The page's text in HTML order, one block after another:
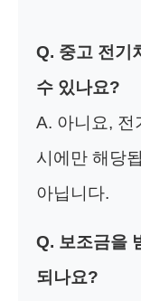
Q. 중고 전기
수 있나요?
A. 아니요, 전
시에만 해당
아닙니다.
Q. 보조금을
되나요?